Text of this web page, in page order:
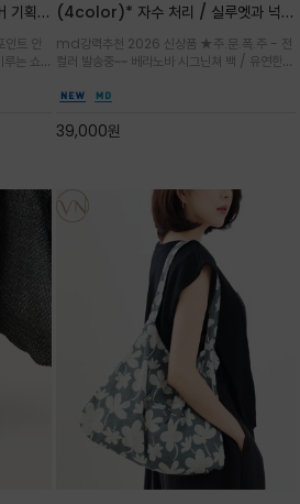
기획
트 안
산뜻한
(4color)* 자수 처리 / 실루엣과 넉넉
셜 숄더백
md강력추천 2026 신상품 ★주.문.폭.주 - 전
컬러 발송중~~ 베라노바 시그닌쳐 백 / 유연한
설계로 어깨의 피로도를 낮춰 편안한 착용/가볍
리 숄더백
39,000원